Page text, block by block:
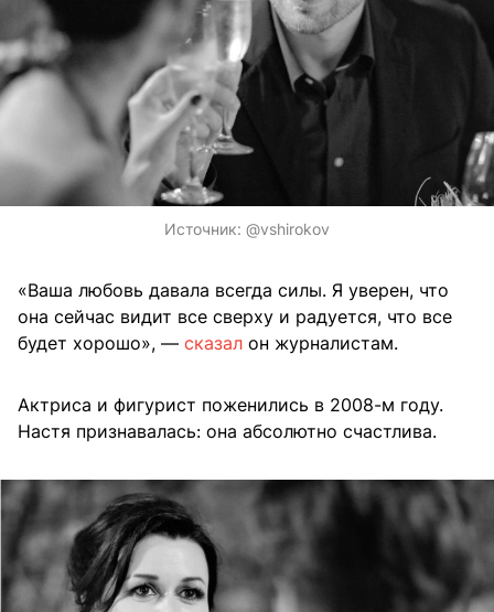
Источник: @vshirokov
«Ваша любовь давала всегда силы. Я уверен, что
она сейчас видит все сверху и радуется, что все
будет хорошо», — сказал он журналистам.
Актриса и фигурист поженились в 2008-м году.
Настя признавалась: она абсолютно счастлива.